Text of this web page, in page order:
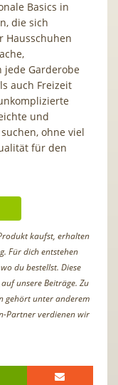
Basics in
die sich
Hausschuhen
jede Garderobe
auch Freizeit
und
ohne viel
für den
kaufst, erhalten
Für dich entstehen
du bestellst. Diese
unsere Beiträge. Zu
gehört unter anderem
Partner verdienen wir